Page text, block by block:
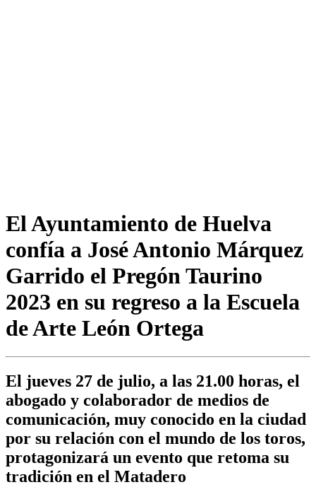
El Ayuntamiento de Huelva
confía a José Antonio Márquez
Garrido el Pregón Taurino
2023 en su regreso a la Escuela
de Arte León Ortega
El jueves 27 de julio, a las 21.00 horas, el
abogado y colaborador de medios de
comunicación, muy conocido en la ciudad
por su relación con el mundo de los toros,
protagonizará un evento que retoma su
tradición en el Matadero